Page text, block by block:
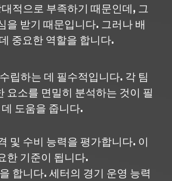
적으로 부족하기 때문인데, 그
을 받기 때문입니다. 그러나 배
중요한 역할을 합니다.
립하는 데 필수적입니다. 각 팀
요소를 면밀히 분석하는 것이 필
도움을 줍니다.
및 수비 능력을 평가합니다. 이
한 기준이 됩니다.
합니다. 세터의 경기 운영 능력